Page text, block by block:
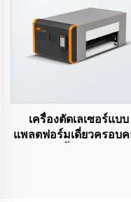
เครื่องตัดเลเซอร์แบบ
แพลตฟอร์มเดี่ยวครอบ